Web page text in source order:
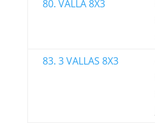
80. VALLA 8X3
83. 3 VALLAS 8X3